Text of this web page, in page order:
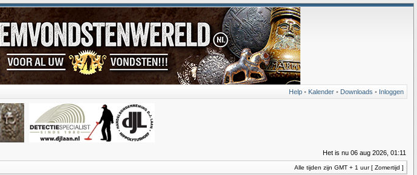
Help • Kalender • Downloads • Inloggen
Het is nu 06 aug 2026, 01:11
Alle tijden zijn GMT + 1 uur [ Zomertijd ]